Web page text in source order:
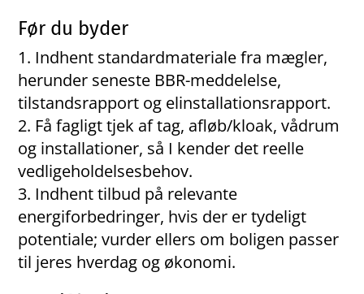
Før du byder
Indhent standardmateriale fra mægler,
herunder seneste BBR-meddelelse,
tilstandsrapport og elinstallationsrapport.
Få fagligt tjek af tag, afløb/kloak, vådrum
og installationer, så I kender det reelle
vedligeholdelsesbehov.
Indhent tilbud på relevante
energiforbedringer, hvis der er tydeligt
potentiale; vurder ellers om boligen passer
til jeres hverdag og økonomi.